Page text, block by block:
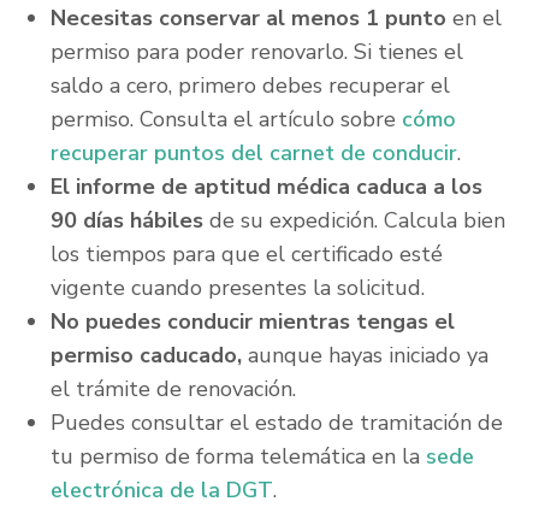
Necesitas conservar al menos 1 punto en el
permiso para poder renovarlo. Si tienes el
saldo a cero, primero debes recuperar el
permiso. Consulta el artículo sobre cómo
recuperar puntos del carnet de conducir.
El informe de aptitud médica caduca a los
90 días hábiles de su expedición. Calcula bien
los tiempos para que el certificado esté
vigente cuando presentes la solicitud.
No puedes conducir mientras tengas el
permiso caducado, aunque hayas iniciado ya
el trámite de renovación.
Puedes consultar el estado de tramitación de
tu permiso de forma telemática en la sede
electrónica de la DGT.